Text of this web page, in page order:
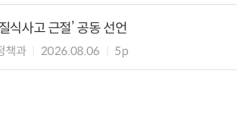
식사고 근절’ 공동 선언
책과 2026.08.06 5p